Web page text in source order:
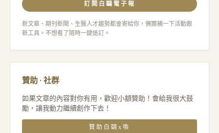
訂閱白鷗電子報
新文章、期刊新聞、生醫人才趨勢都會寄給你，偶爾補一下活動跟
新工具。不想看了隨時一鍵退訂。
贊助 · 社群
如果文章的內容對你有用，歡迎小額贊助！會給我很大鼓
勵，讓我動力繼續創作下去！
贊助白鷗x喚